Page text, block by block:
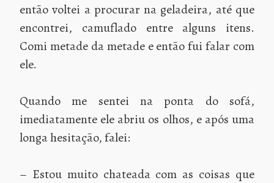
então voltei a procurar na geladeira, até que
encontrei, camuflado entre alguns itens.
Comi metade da metade e então fui falar com
ele.
Quando me sentei na ponta do sofá,
imediatamente ele abriu os olhos, e após uma
longa hesitação, falei:
– Estou muito chateada com as coisas que